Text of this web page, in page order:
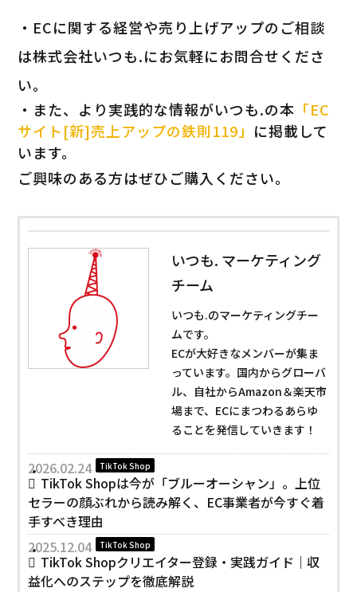
・ECに関する経営や売り上げアップのご相談
は株式会社いつも.にお気軽にお問合せくださ
い。
・また、より実践的な情報がいつも.の本 「EC
サイト[新]売上アップの鉄則119」 に掲載して
います。
ご興味のある方はぜひご購入ください。
いつも. マーケティング
チーム
いつも.のマーケティングチー
ムです。
ECが大好きなメンバーが集ま
っています。国内からグローバ
ル、自社からAmazon＆楽天市
場まで、ECにまつわるあらゆ
ることを発信していきます！
2026.02.24 TikTok Shop
TikTok Shopは今が「ブルーオーシャン」。上位
セラーの顔ぶれから読み解く、EC事業者が今すぐ着
手すべき理由
2025.12.04
TikTok Shop
TikTok Shopクリエイター登録・実践ガイド｜収
益化へのステップを徹底解説